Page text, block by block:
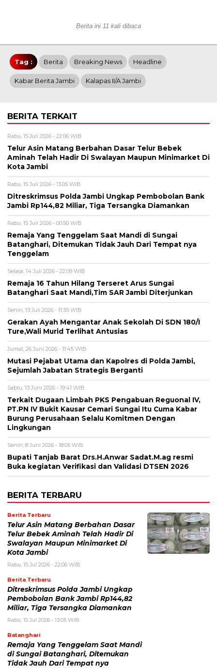
Berita ini 11 kali dibaca
Tag : Berita Breaking News Headline
Kabar Berita Jambi Kalapas II/A Jambi
BERITA TERKAIT
Rabu, 15 Juli 2026 - 22:06 WIB
Telur Asin Matang Berbahan Dasar Telur Bebek
Aminah Telah Hadir Di Swalayan Maupun Minimarket Di
Kota Jambi
Rabu, 15 Juli 2026 - 13:05 WIB
Ditreskrimsus Polda Jambi Ungkap Pembobolan Bank
Jambi Rp144,82 Miliar, Tiga Tersangka Diamankan
Rabu, 15 Juli 2026 - 00:50 WIB
Remaja Yang Tenggelam Saat Mandi di Sungai
Batanghari, Ditemukan Tidak Jauh Dari Tempat nya
Tenggelam
Selasa, 14 Juli 2026 - 22:09 WIB
Remaja 16 Tahun Hilang Terseret Arus Sungai
Batanghari Saat Mandi,Tim SAR Jambi Diterjunkan
Senin, 13 Juli 2026 - 11:35 WIB
Gerakan Ayah Mengantar Anak Sekolah Di SDN 180/I
Ture,Wali Murid Terlihat Antusias
Jumat, 26 Juni 2026 - 11:45 WIB
Mutasi Pejabat Utama dan Kapolres di Polda Jambi,
Sejumlah Jabatan Strategis Berganti
Sabtu, 13 Juni 2026 - 19:41 WIB
Terkait Dugaan Limbah PKS Pengabuan Reguonal IV,
PT.PN IV Bukit Kausar Cemari Sungai Itu Cuma Kabar
Burung Perusahaan Selalu Komitmen Dengan
Lingkungan
Senin, 8 Juni 2026 - 18:05 WIB
Bupati Tanjab Barat Drs.H.Anwar Sadat.M.ag resmi
Buka kegiatan Verifikasi dan Validasi DTSEN 2026
BERITA TERBARU
Berita Terbaru
Telur Asin Matang Berbahan Dasar
Telur Bebek Aminah Telah Hadir Di
Swalayan Maupun Minimarket Di
Kota Jambi
Rabu, 15 Jul 2026 - 22:06 WIB
Berita Terbaru
Ditreskrimsus Polda Jambi Ungkap
Pembobolan Bank Jambi Rp144,82
Miliar, Tiga Tersangka Diamankan
Rabu, 15 Jul 2026 - 13:05 WIB
Batanghari
Remaja Yang Tenggelam Saat Mandi
di Sungai Batanghari, Ditemukan
Tidak Jauh Dari Tempat nya